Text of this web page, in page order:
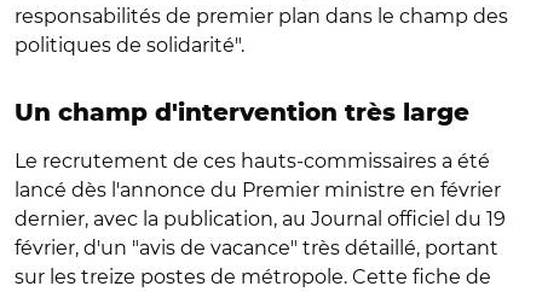
responsabilités de premier plan dans le champ des
politiques de solidarité".
Un champ d'intervention très large
Le recrutement de ces hauts-commissaires a été
lancé dès l'annonce du Premier ministre en février
dernier, avec la publication, au Journal officiel du 19
février, d'un "avis de vacance" très détaillé, portant
sur les treize postes de métropole. Cette fiche de